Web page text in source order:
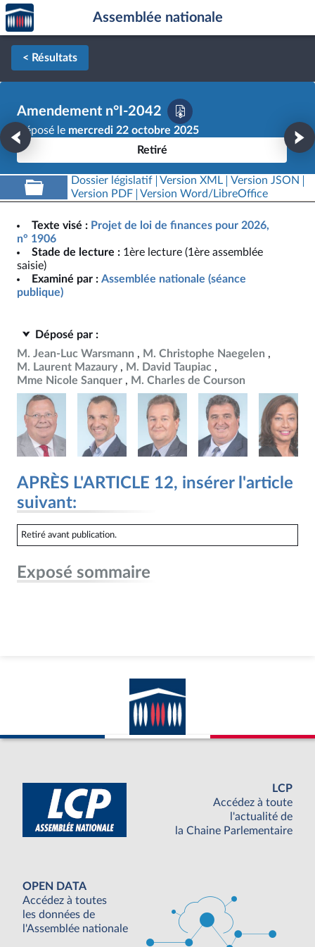
Aller au contenu
Aller en bas de la page
Accèder
à la
page
d'accueil
Assemblée nationale
< Résultats
Amendement n°I-2042
Déposé le mercredi 22 octobre 2025
Retiré
Dossier législatif Version XML
Version JSON
Version PDF
Version Word/LibreOffice
Texte visé : Projet de loi de finances pour 2026,
n° 1906
Stade de lecture : 1ère lecture (1ère assemblée
saisie)
Examiné par : Assemblée nationale (séance
publique)
Déposé par :
M. Jean-Luc Warsmann
M. Christophe Naegelen
M. Laurent Mazaury
M. David Taupiac
Mme Nicole Sanquer
M. Charles de Courson
APRÈS L'ARTICLE 12, insérer l'article
suivant:
Retiré avant publication.
Exposé sommaire
LCP
Accédez à toute
l'actualité de
la Chaine Parlementaire
OPEN DATA
Accédez à toutes
les données de
l'Assemblée nationale